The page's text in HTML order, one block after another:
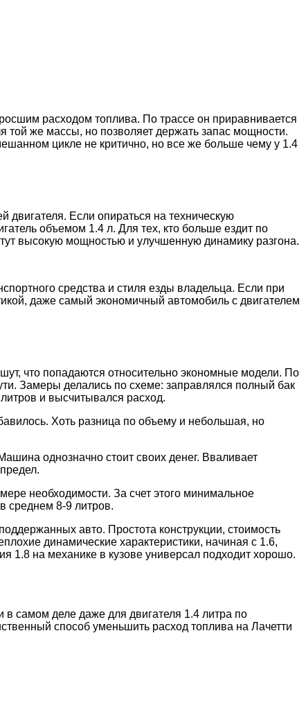
расходом топлива. По трассе он приравнивается
той же массы, но позволяет держать запас мощности.
цикле не критично, но все же больше чему у 1.4
Если опираться на техническую
объемом 1.4 л. Для тех, кто больше ездит по
высокую мощностью и улучшенную динамику разгона.
средства и стиля езды владельца. Если при
даже самый экономичный автомобиль с двигателем
что попадаются относительно экономные модели. По
Замеры делались по схеме: заправлялся полный бак
и высчитывался расход.
Хоть разница по объему и небольшая, но
однозначно стоит своих денег. Вваливает
необходимости. За счет этого минимальное
среднем 8-9 литров.
авто. Простота конструкции, стоимость
динамические характеристики, начиная с 1.6,
1.8 на механике в кузове универсал подходит хорошо.
самом деле даже для двигателя 1.4 литра по
способ уменьшить расход топлива на Лачетти